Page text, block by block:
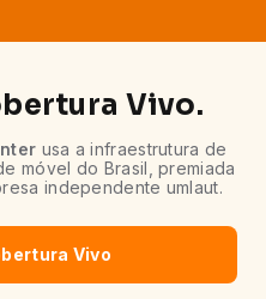
Vivo.
usa a infraestrutura de
móvel do Brasil, premiada
independente umlaut.
Vivo